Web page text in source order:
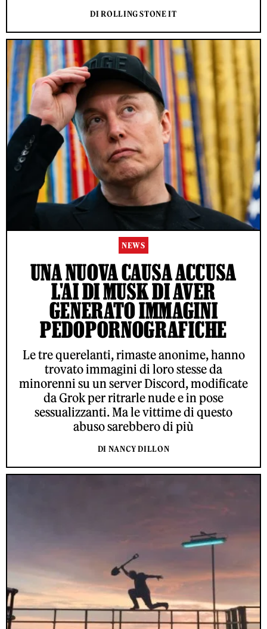
DI ROLLING STONE IT
NEWS
UNA NUOVA CAUSA ACCUSA
L'AI DI MUSK DI AVER
GENERATO IMMAGINI
PEDOPORNOGRAFICHE
Le tre querelanti, rimaste anonime, hanno
trovato immagini di loro stesse da
minorenni su un server Discord, modificate
da Grok per ritrarle nude e in pose
sessualizzanti. Ma le vittime di questo
abuso sarebbero di più
DI NANCY DILLON